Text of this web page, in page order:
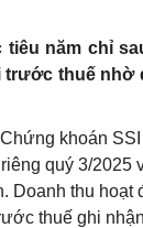
tiêu năm chỉ
trước thuế
khoán
quý 3/2025
Doanh thu hoạt
thuế ghi